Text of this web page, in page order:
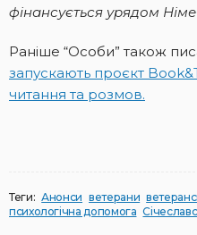
фінансується урядом
Раніше “Особи” також
запускають проєкт
читання та розмов.
Теги: Анонси ветерани
психологічна допомога